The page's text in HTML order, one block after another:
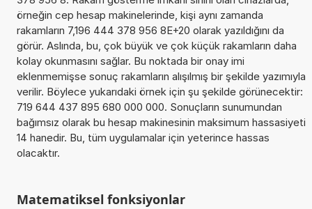
örneğin cep hesap makinelerinde, kişi aynı zamanda
rakamların 7,196 444 378 956 8E+20 olarak yazıldığını da
görür. Aslında, bu, çok büyük ve çok küçük rakamların daha
kolay okunmasını sağlar. Bu noktada bir onay imi
eklenmemişse sonuç rakamların alışılmış bir şekilde yazımıyla
verilir. Böylece yukarıdaki örnek için şu şekilde görünecektir:
719 644 437 895 680 000 000. Sonuçların sunumundan
bağımsız olarak bu hesap makinesinin maksimum hassasiyeti
14 hanedir. Bu, tüm uygulamalar için yeterince hassas
olacaktır.
Matematiksel fonksiyonlar